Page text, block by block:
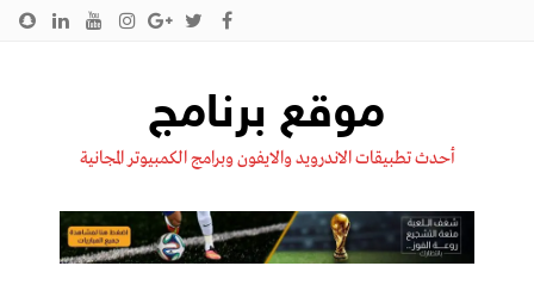
موقع برنامج
أحدث تطبيقات الاندرويد والايفون وبرامج الكمبيوتر المجانية